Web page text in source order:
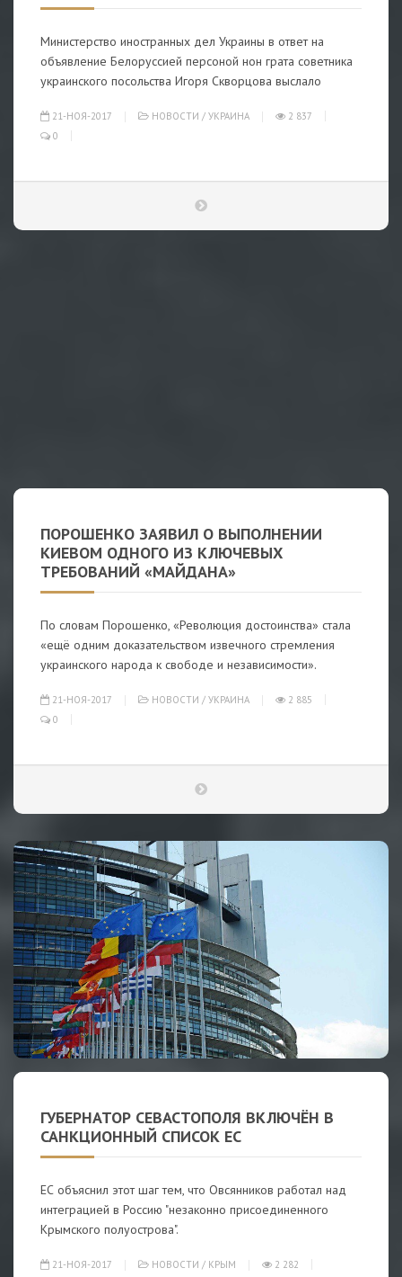
Министерство иностранных дел Украины в ответ на
объявление Белоруссией персоной нон грата советника
украинского посольства Игоря Скворцова выслало
21-НОЯ-2017 НОВОСТИ / УКРАИНА
2 837
0
ПОРОШЕНКО ЗАЯВИЛ О ВЫПОЛНЕНИИ
КИЕВОМ ОДНОГО ИЗ КЛЮЧЕВЫХ
ТРЕБОВАНИЙ «МАЙДАНА»
По словам Порошенко, «Революция достоинства» стала
«ещё одним доказательством извечного стремления
украинского народа к свободе и независимости».
21-НОЯ-2017 НОВОСТИ / УКРАИНА
2 885
0
ГУБЕРНАТОР СЕВАСТОПОЛЯ ВКЛЮЧЁН В
САНКЦИОННЫЙ СПИСОК ЕС
ЕС объяснил этот шаг тем, что Овсянников работал над
интеграцией в Россию "незаконно присоединенного
Крымского полуострова".
21-НОЯ-2017 НОВОСТИ / КРЫМ
2 282